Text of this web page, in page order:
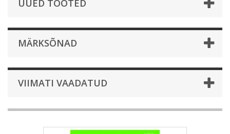
UUED TOOTED
MÄRKSÕNAD
VIIMATI VAADATUD